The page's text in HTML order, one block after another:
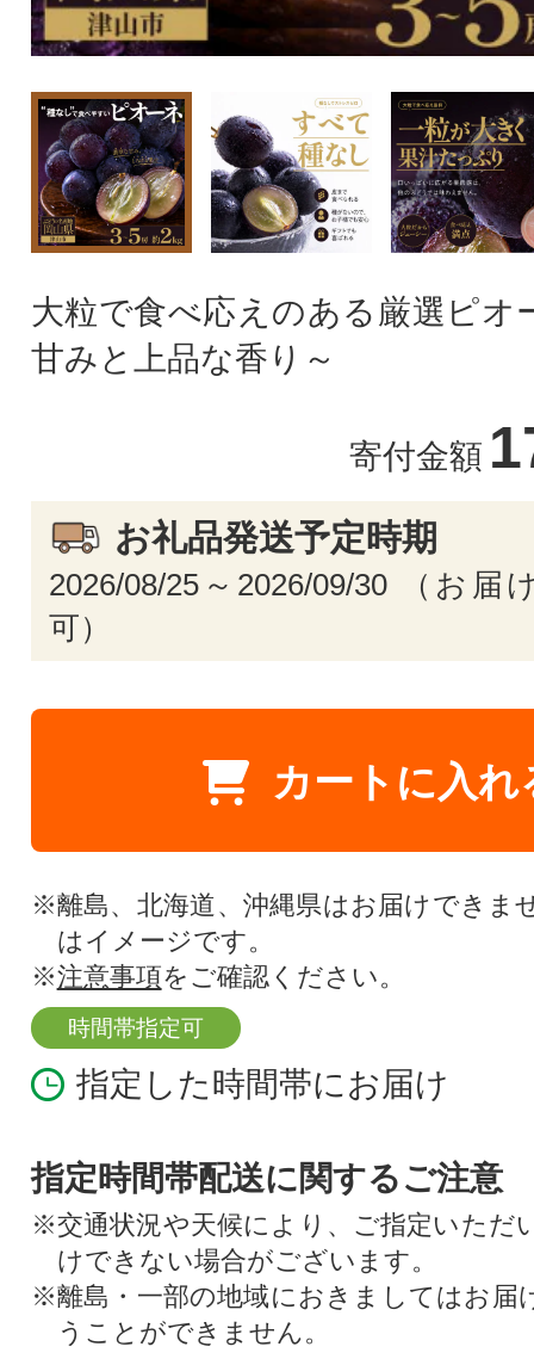
大粒で食べ応えのある厳選ピオ
甘みと上品な香り～
寄付金額
お礼品発送予定時期
2026/08/25～2026/09/30 （お届
可）
カートに入れ
※離島、北海道、沖縄県はお届けできま
はイメージです。
※注意事項をご確認ください。
時間帯指定可
指定した時間帯にお届け
指定時間帯配送に関するご注意
※交通状況や天候により、ご指定いただ
けできない場合がございます。
※離島・一部の地域におきましてはお届
うことができません。